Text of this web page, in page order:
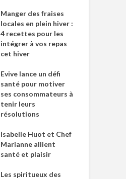
Manger des fraises
locales en plein hiver :
4 recettes pour les
intégrer à vos repas
cet hiver
Evive lance un défi
santé pour motiver
ses consommateurs à
tenir leurs
résolutions
Isabelle Huot et Chef
Marianne allient
santé et plaisir
Les spiritueux des